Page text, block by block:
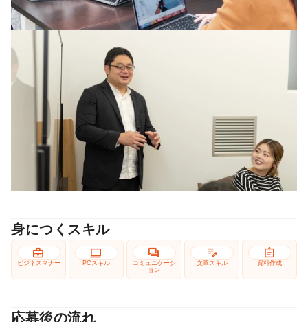
身につくスキル
business_center
ビジネスマナー
computer
PCスキル
forum
コミュニケーシ
ョン
edit_note
文章スキル
assignment
資料作成
応募後の流れ